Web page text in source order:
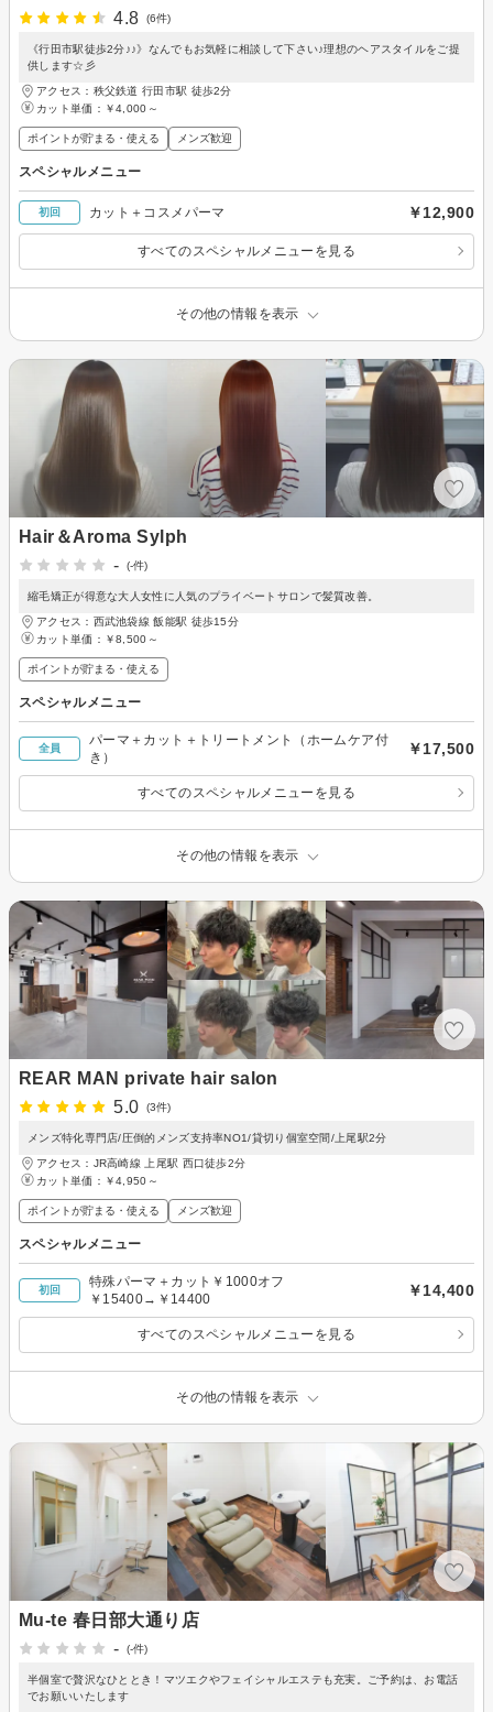
4.8
(6件)
《行田市駅徒歩2分♪♪》なんでもお気軽に相談して下さい♪理想のヘアスタイルをご提
供します☆彡
アクセス：秩父鉄道 行田市駅 徒歩2分
カット単価： ￥4,000～
ポイントが貯まる・使える メンズ歓迎
スペシャルメニュー
初回 カット＋コスメパーマ ￥12,900
すべてのスペシャルメニューを見る
その他の情報を表示
Hair＆Aroma Sylph
-
(-件)
縮毛矯正が得意な大人女性に人気のプライベートサロンで髪質改善。
アクセス：西武池袋線 飯能駅 徒歩15分
カット単価： ￥8,500～
ポイントが貯まる・使える
スペシャルメニュー
全員
パーマ＋カット＋トリートメント（ホームケア付
き）
￥17,500
すべてのスペシャルメニューを見る
その他の情報を表示
REAR MAN private hair salon
5.0
(3件)
メンズ特化専門店/圧倒的メンズ支持率NO1/貸切り個室空間/上尾駅2分
アクセス：JR高崎線 上尾駅 西口徒歩2分
カット単価： ￥4,950～
ポイントが貯まる・使える メンズ歓迎
スペシャルメニュー
初回
特殊パーマ＋カット￥1000オフ
￥15400→￥14400
￥14,400
すべてのスペシャルメニューを見る
その他の情報を表示
Mu-te 春日部大通り店
-
(-件)
半個室で贅沢なひととき！マツエクやフェイシャルエステも充実。ご予約は、お電話
でお願いいたします